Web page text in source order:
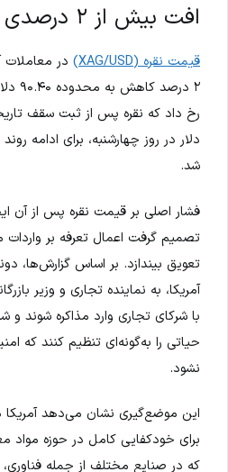
افت بیش از ۲ درصدی قیمت نقره
قیمت نقره (XAG/USD)
در معاملات
۲
دلار در روز چهارشنبه، برای ادامه
شد.
فشار اصلی بر قیمت نقره پس از آن
تصمیم گرفت اعمال تعرفه بر واردات
تعویق بیندازد. بر اساس گزارش‌ها،
آمریکا، به نماینده تجاری و وزیر
با شرکای تجاری وارد مذاکره شوند و
حیاتی را به‌گونه‌ای تنظیم کنند که
نشود.
این موضع‌گیری نشان می‌دهد آمریکا
برای خودکفایی کامل در حوزه مواد
که در صنایع مختلف از جمله فناوری،